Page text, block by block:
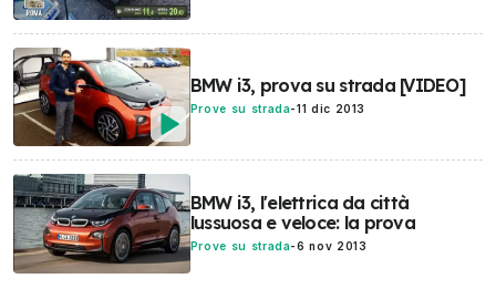
BMW i3, prova su strada [VIDEO]
Prove su strada-11 dic 2013
BMW i3, l'elettrica da città
lussuosa e veloce: la prova
Prove su strada-6 nov 2013